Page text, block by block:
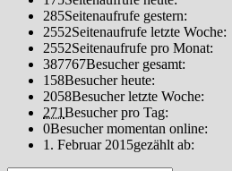
285Seitenaufrufe gestern:
2552Seitenaufrufe letzte Woche:
2552Seitenaufrufe pro Monat:
387767Besucher gesamt:
158Besucher heute:
2058Besucher letzte Woche:
271Besucher pro Tag:
0Besucher momentan online:
1. Februar 2015gezählt ab: